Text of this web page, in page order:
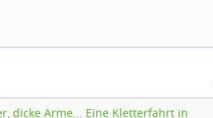
dicke Arme... Eine Kletterfahrt in